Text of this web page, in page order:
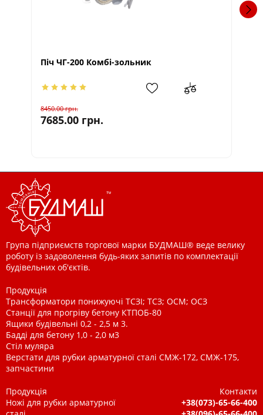
Піч ЧГ-200 Комбі-зольник
8450.00грн.
7685.00 грн.
Група підприємств торгової марки БУДМАШ® веде велику
роботу із задоволення будь-яких запитів по комплектації
будівельних об'єктів.
Продукція
Трансформатори понижуючі ТСЗІ; ТСЗ; ОСМ; ОСЗ
Станції для прогріву бетону КТПОБ-80
Ящики будівельні 0,2 - 2,5 м 3.
Бадді для бетону 1,0 - 2,0 м3
Стіл муляра
Верстати для рубки арматурної сталі СМЖ-172, СМЖ-175,
запчастини
Продукція
Ножі для рубки арматурної
Контакти
+38(073)-65-66-400